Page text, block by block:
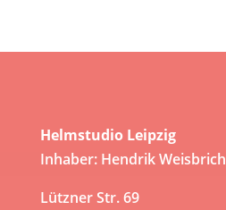
Helmstudio Leipzig
Inhaber: Hendrik Weisbrich
Lützner Str. 69